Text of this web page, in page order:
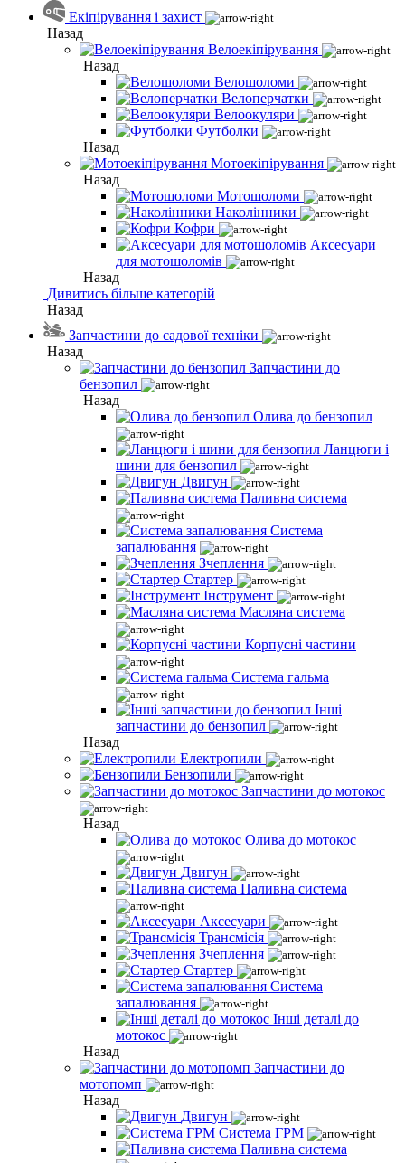
Екіпірування і захист
Назад
Велоекіпірування
Назад
Велошоломи
Велоперчатки
Велоокуляри
Футболки
Назад
Мотоекіпірування
Назад
Мотошоломи
Наколінники
Кофри
Аксесуари
для мотошоломів
Назад
Дивитись більше категорій
Назад
Запчастини до садової техніки
Назад
Запчастини до
бензопил
Назад
Олива до бензопил
Ланцюги і
шини для бензопил
Двигун
Паливна система
Система
запалювання
Зчеплення
Стартер
Інструмент
Масляна система
Корпусні частини
Система гальма
Інші
запчастини до бензопил
Назад
Електропили
Бензопили
Запчастини до мотокос
Назад
Олива до мотокос
Двигун
Паливна система
Аксесуари
Трансмісія
Зчеплення
Стартер
Система
запалювання
Інші деталі до
мотокос
Назад
Запчастини до
мотопомп
Назад
Двигун
Система ГРМ
Паливна система